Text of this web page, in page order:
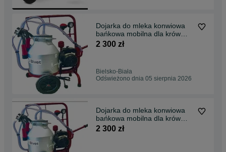
Dojarka do mleka konwiowa
bańkowa mobilna dla krów
krowy kóz METAL 30l
2 300 zł
Bielsko-Biała
Odświeżono dnia 05 sierpnia 2026
Dojarka do mleka konwiowa
bańkowa mobilna dla krów
krowy kóz METAL 30l
2 300 zł